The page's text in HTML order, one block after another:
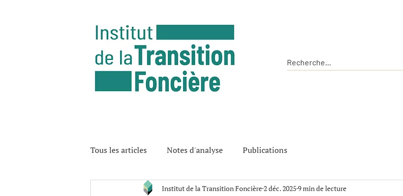
Tous les articles Notes d'analyse Publications
Institut de la Transition Foncière 2 déc. 20259 min de lecture